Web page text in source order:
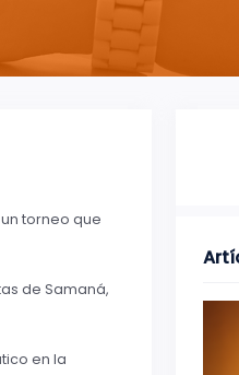
torneo que
de Samaná,
en la